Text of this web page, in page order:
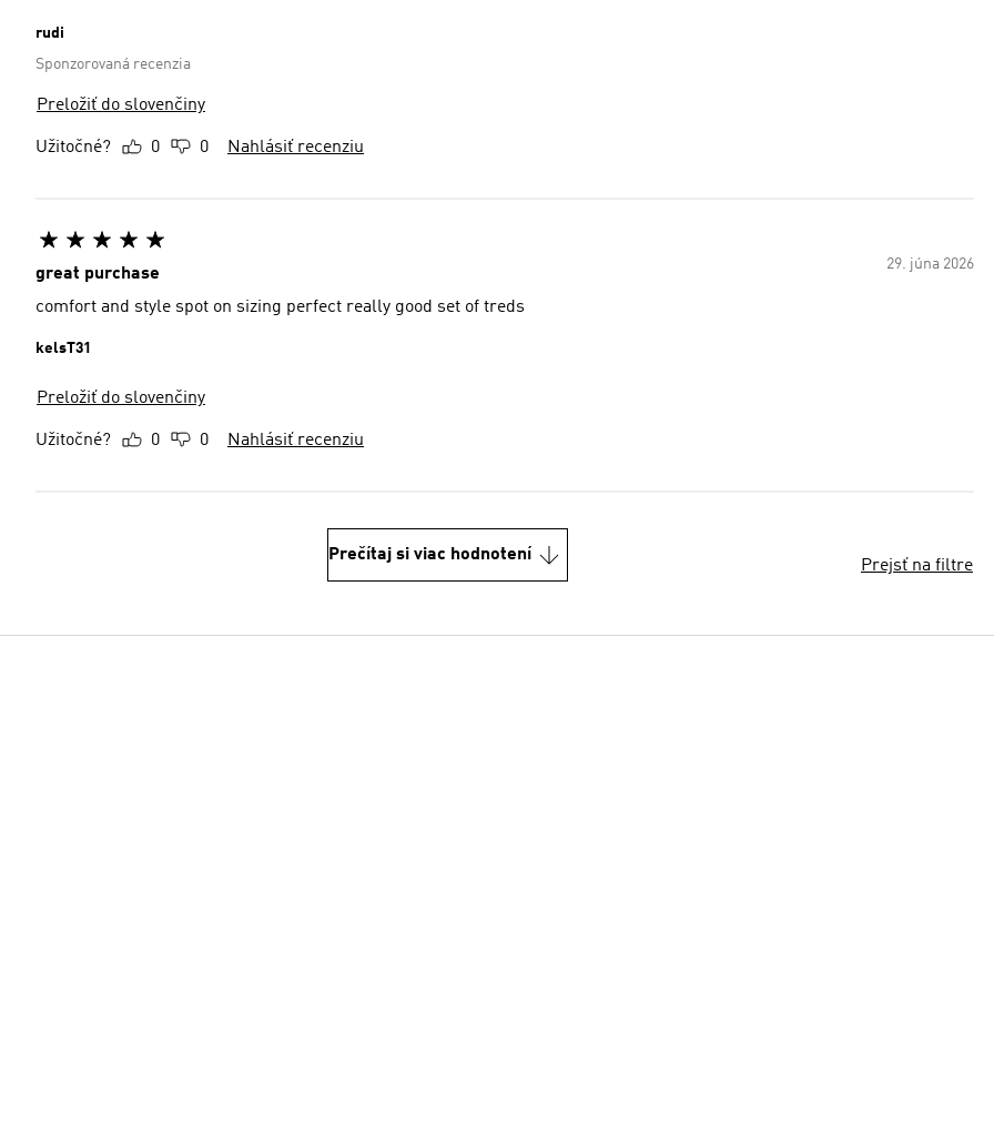
rudi
Sponzorovaná recenzia
Preložiť do slovenčiny
Užitočné? 0 0 Nahlásiť recenziu
29. júna 2026
great purchase
comfort and style spot on sizing perfect really good set of treds
kelsT31
Preložiť do slovenčiny
Užitočné? 0 0 Nahlásiť recenziu
Prečítaj si viac hodnotení
Prejsť na filtre